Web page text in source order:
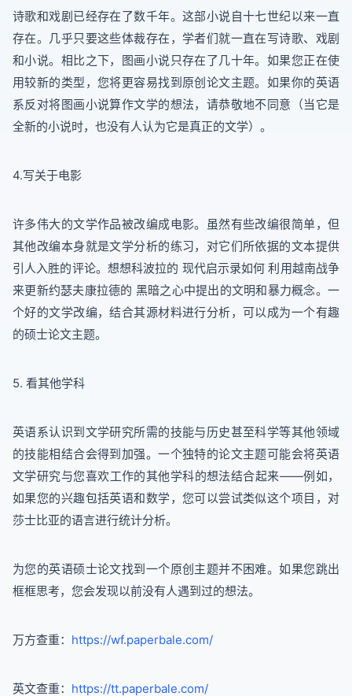
诗歌和戏剧已经存在了数千年。这部小说自十七世纪以来一直
存在。几乎只要这些体裁存在，学者们就一直在写诗歌、戏剧
和小说。相比之下，图画小说只存在了几十年。如果您正在使
用较新的类型，您将更容易找到原创论文主题。如果你的英语
系反对将图画小说算作文学的想法，请恭敬地不同意（当它是
全新的小说时，也没有人认为它是真正的文学）。
4.写关于电影
许多伟大的文学作品被改编成电影。虽然有些改编很简单，但
其他改编本身就是文学分析的练习，对它们所依据的文本提供
引人入胜的评论。想想科波拉的 现代启示录如何 利用越南战争
来更新约瑟夫康拉德的 黑暗之心中提出的文明和暴力概念。一
个好的文学改编，结合其源材料进行分析，可以成为一个有趣
的硕士论文主题。
5. 看其他学科
英语系认识到文学研究所需的技能与历史甚至科学等其他领域
的技能相结合会得到加强。一个独特的论文主题可能会将英语
文学研究与您喜欢工作的其他学科的想法结合起来——例如，
如果您的兴趣包括英语和数学，您可以尝试类似这个项目，对
莎士比亚的语言进行统计分析。
为您的英语硕士论文找到一个原创主题并不困难。如果您跳出
框框思考，您会发现以前没有人遇到过的想法。
万方查重： https://wf.paperbale.com/
英文查重： https://tt.paperbale.com/